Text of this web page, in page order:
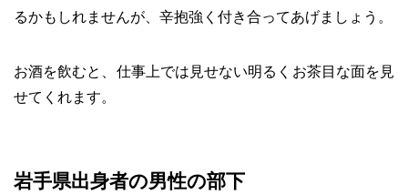
るかもしれませんが、辛抱強く付き合ってあげましょう。
お酒を飲むと、仕事上では見せない明るくお茶目な面を見
せてくれます。
岩手県出身者の男性の部下